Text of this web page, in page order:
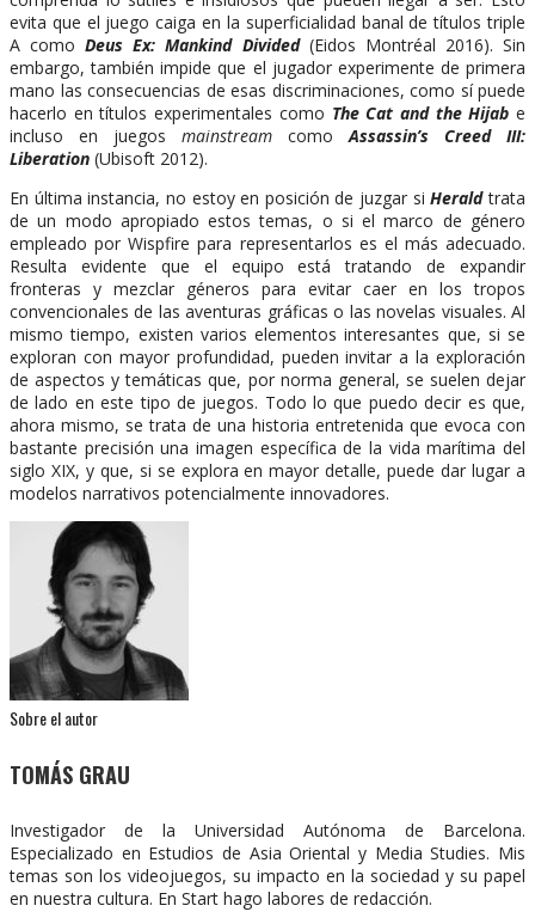
evita que el juego caiga en la superficialidad banal de títulos triple
A comoDeus Ex: Mankind Divided(Eidos Montréal 2016). Sin
embargo, también impide que el jugador experimente de primera
mano las consecuencias de esas discriminaciones, como sí puede
hacerlo en títulos experimentales como The Cat and the Hijab e
incluso en juegos mainstream como Assassin’s Creed III:
Liberation (Ubisoft 2012).
En última instancia, no estoy en posición de juzgar siHeraldtrata
de un modo apropiado estos temas, o si el marco de género
empleado por Wispfire para representarlos es el más adecuado.
Resulta evidente que el equipo está tratando de expandir
fronteras y mezclar géneros para evitar caer en los tropos
convencionales de las aventuras gráficas o las novelas visuales. Al
mismo tiempo, existen varios elementos interesantes que, si se
exploran con mayor profundidad, pueden invitar a la exploración
de aspectos y temáticas que, por norma general, se suelen dejar
de lado en este tipo de juegos. Todo lo que puedo decir es que,
ahora mismo, se trata de una historia entretenida que evoca con
bastante precisión una imagen específica de la vida marítima del
siglo XIX, y que, si se explora en mayor detalle, puede dar lugar a
modelos narrativos potencialmente innovadores.
Sobre el autor
TOMÁS GRAU
Investigador de la Universidad Autónoma de Barcelona.
Especializado en Estudios de Asia Oriental y Media Studies. Mis
temas son los videojuegos, su impacto en la sociedad y su papel
en nuestra cultura. En Start hago labores de redacción.